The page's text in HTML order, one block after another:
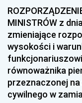
1957
1954
1951
1948
1945
1938
MINISTRÓW z
zmieniające
wysokości i
równoważnika
przeznaczonej
cywilnego w